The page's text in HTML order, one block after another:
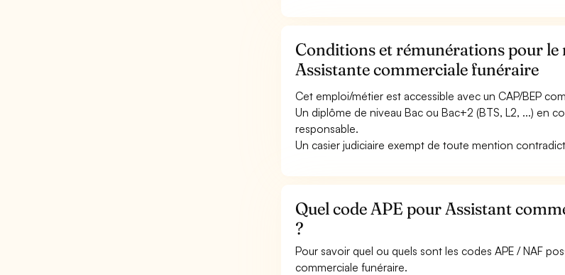
Conditions et rémunérations pour
Assistante commerciale funéraire
Cet emploi/métier est accessible avec un CAP/BEP
Un diplôme de niveau Bac ou Bac+2 (BTS, L2, ...) en
responsable.
Un casier judiciaire exempt de toute mention
Quel code APE pour Assistant
?
Pour savoir quel ou quels sont les codes APE / NAF
commerciale funéraire.